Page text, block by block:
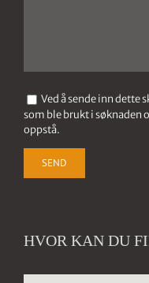
Ved å sende inn dette
som ble brukt i søknaden
oppstå.
HVOR KAN DU